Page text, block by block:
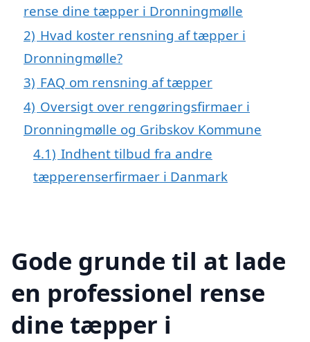
rense dine tæpper i Dronningmølle
2) Hvad koster rensning af tæpper i
Dronningmølle?
3) FAQ om rensning af tæpper
4) Oversigt over rengøringsfirmaer i
Dronningmølle og Gribskov Kommune
4.1) Indhent tilbud fra andre
tæpperenserfirmaer i Danmark
Gode grunde til at lade
en professionel rense
dine tæpper i